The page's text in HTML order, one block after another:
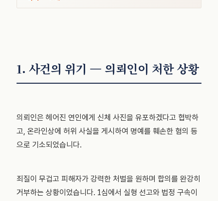
1. 사건의 위기 — 의뢰인이 처한 상황
의뢰인은 헤어진 연인에게 신체 사진을 유포하겠다고 협박하
고, 온라인상에 허위 사실을 게시하여 명예를 훼손한 혐의 등
으로 기소되었습니다.
죄질이 무겁고 피해자가 강력한 처벌을 원하며 합의를 완강히
거부하는 상황이었습니다. 1심에서 실형 선고와 법정 구속이